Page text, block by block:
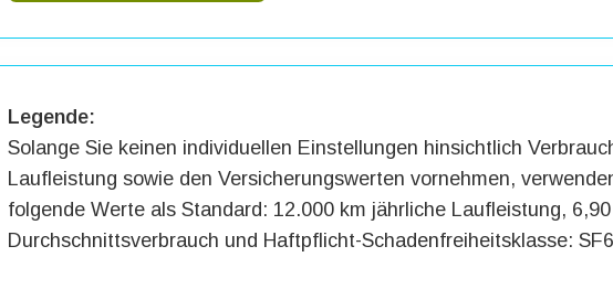
Legende:
Solange Sie keinen individuellen Einstellungen hinsichtlich
Laufleistung sowie den Versicherungswerten vornehmen,
folgende Werte als Standard: 12.000 km jährliche Laufleistung,
Durchschnittsverbrauch und Haftpflicht-Schadenfreiheitsklasse: